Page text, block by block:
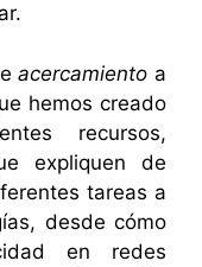
acercamiento a
hemos creado
recursos,
expliquen de
tareas a
desde cómo
en redes